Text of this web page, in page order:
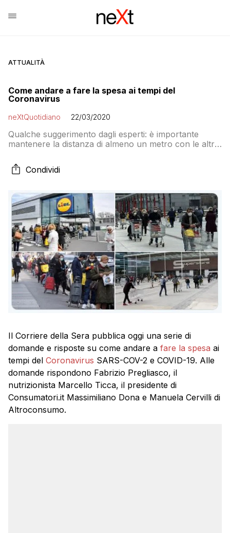
ATTUALITÀ
Come andare a fare la spesa ai tempi del
Coronavirus
neXtQuotidiano 22/03/2020
Qualche suggerimento dagli esperti: è importante
mantenere la distanza di almeno un metro con le altre
quando si è al supermercato, lavarsi le mani appena
rientrati a casa e lavarle di nuovo dopo aver messo a
Condividi
Il Corriere della Sera pubblica oggi una serie di
domande e risposte su come andare a fare la spesa ai
tempi del Coronavirus SARS-COV-2 e COVID-19. Alle
domande rispondono Fabrizio Pregliasco, il
nutrizionista Marcello Ticca, il presidente di
Consumatori.it Massimiliano Dona e Manuela Cervilli di
Altroconsumo.